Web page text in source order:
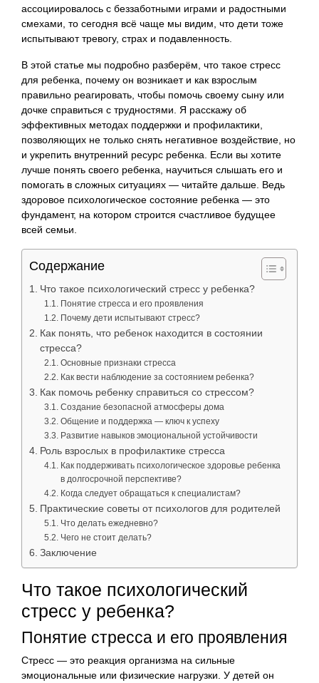
ассоциировалось с беззаботными играми и радостными
смехами, то сегодня всё чаще мы видим, что дети тоже
испытывают тревогу, страх и подавленность.
В этой статье мы подробно разберём, что такое стресс
для ребенка, почему он возникает и как взрослым
правильно реагировать, чтобы помочь своему сыну или
дочке справиться с трудностями. Я расскажу об
эффективных методах поддержки и профилактики,
позволяющих не только снять негативное воздействие, но
и укрепить внутренний ресурс ребенка. Если вы хотите
лучше понять своего ребенка, научиться слышать его и
помогать в сложных ситуациях — читайте дальше. Ведь
здоровое психологическое состояние ребенка — это
фундамент, на котором строится счастливое будущее
всей семьи.
Содержание
Что такое психологический стресс у ребенка?
Понятие стресса и его проявления
Почему дети испытывают стресс?
Как понять, что ребенок находится в состоянии
стресса?
Основные признаки стресса
Как вести наблюдение за состоянием ребенка?
Как помочь ребенку справиться со стрессом?
Создание безопасной атмосферы дома
Общение и поддержка — ключ к успеху
Развитие навыков эмоциональной устойчивости
Роль взрослых в профилактике стресса
Как поддерживать психологическое здоровье ребенка
в долгосрочной перспективе?
Когда следует обращаться к специалистам?
Практические советы от психологов для родителей
Что делать ежедневно?
Чего не стоит делать?
Заключение
Что такое психологический
стресс у ребенка?
Понятие стресса и его проявления
Стресс — это реакция организма на сильные
эмоциональные или физические нагрузки. У детей он